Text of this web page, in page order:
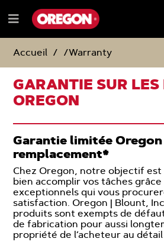
PASSER
DIRECTEMENT
CONTENU
PASSER
DIRECTEMENT
MENU
Menu
Accueil
/Warranty
GARANTIE SUR
OREGON
Garantie limitée Oregon
remplacement*
Chez Oregon, notre objectif est
bien accomplir vos tâches
exceptionnels qui vous
satisfaction. Oregon | Blount,
produits sont exempts de
de fabrication pour aussi
propriété de l’acheteur au détail